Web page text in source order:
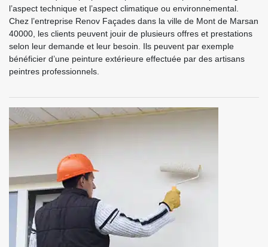
l’aspect technique et l’aspect climatique ou environnemental.
Chez l’entreprise Renov Façades dans la ville de Mont de Marsan
40000, les clients peuvent jouir de plusieurs offres et prestations
selon leur demande et leur besoin. Ils peuvent par exemple
bénéficier d’une peinture extérieure effectuée par des artisans
peintres professionnels.